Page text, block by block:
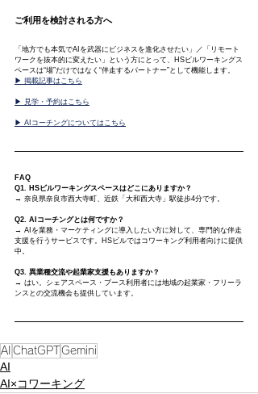
ご利用を検討される方へ
「地方でも本気でAIを武器にビジネスを進化させたい」／「リモート
ワークを抜本的に変えたい」という方にとって、HSビルワーキングス
ペースは“場”だけではなく“伴走するパートナー”として機能します。
▶ 掲載記事はこちら
▶ 見学・予約はこちら
▶ AIコーチングについてはこちら
FAQ
Q1. HSビルワーキングスペースはどこにありますか？
→ 奈良県奈良市西大寺町、近鉄「大和西大寺」駅徒歩4分です。
Q2. AIコーチングとは何ですか？
→ AIを業務・マーケティングに導入したい方に対して、専門的な伴走
支援を行うサービスです。HSビルではコワーキング利用者向けに提供
中。
Q3. 異業種交流や起業家支援もありますか？
→ はい。シェアスペース・ブース利用者には地域の起業家・フリーラ
ンスとの交流機会も提供しています。
AI ChatGPTGemini
AI
AI×コワーキング